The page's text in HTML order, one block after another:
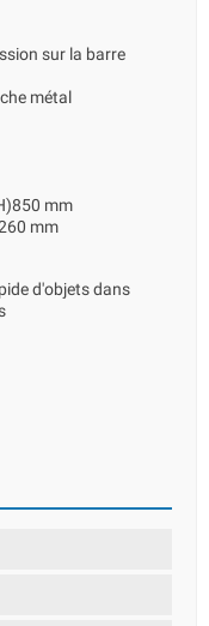
sur la barre
métal
mm
mm
d'objets dans